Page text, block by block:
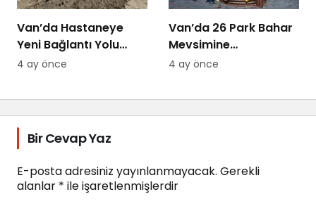
Van’da Hastaneye
Yeni Bağlantı Yolu
Yapılıyor
4 ay önce
Van’da 26 Park Bahar
Mevsimine
Hazırlanıyor
4 ay önce
Bir Cevap Yaz
E-posta adresiniz yayınlanmayacak. Gerekli
alanlar * ile işaretlenmişlerdir